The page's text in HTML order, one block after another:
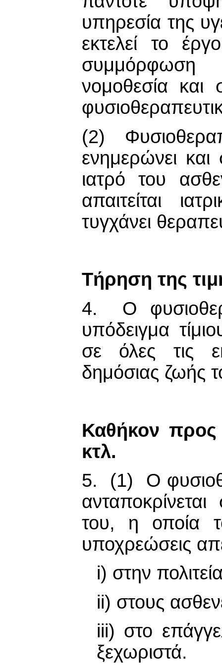
υπηρεσία της
εκτελεί το
συμμόρφωση
νομοθεσία και
(2)
ενημερώνει
ιατρό του
απαιτείται
τυγχάνει
Τήρηση της
4. Ο
υπόδειγμα
σε όλες τις
δημόσιας ζωής
Καθήκον προς
κτλ.
5. (1) Ο
του, η οποία
υποχρεώσεις
i) στην
ii) στους
iii) στο
ξεχωριστά.